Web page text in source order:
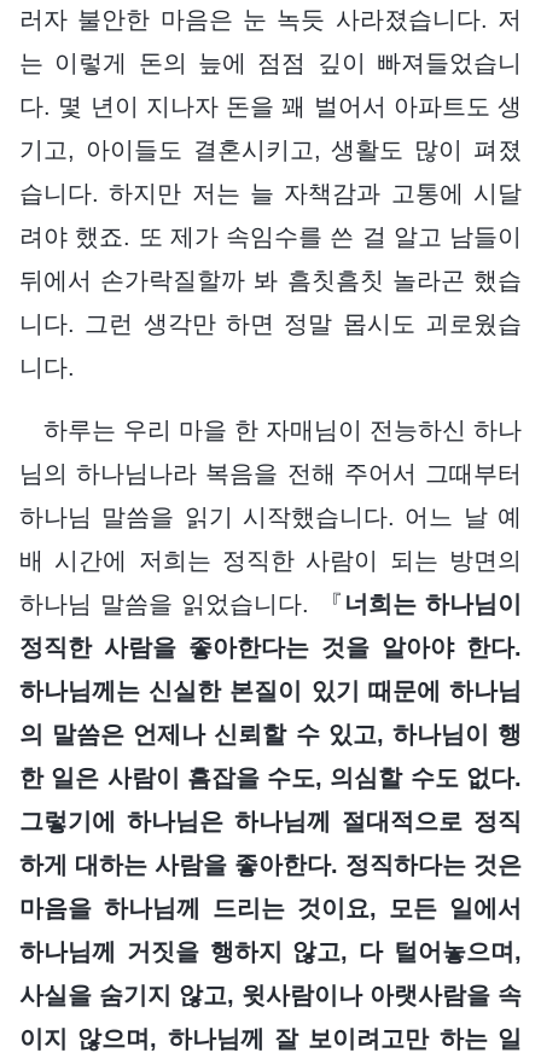
러자 불안한 마음은 눈 녹듯 사라졌습니다. 저
는 이렇게 돈의 늪에 점점 깊이 빠져들었습니
다. 몇 년이 지나자 돈을 꽤 벌어서 아파트도 생
기고, 아이들도 결혼시키고, 생활도 많이 펴졌
습니다. 하지만 저는 늘 자책감과 고통에 시달
려야 했죠. 또 제가 속임수를 쓴 걸 알고 남들이
뒤에서 손가락질할까 봐 흠칫흠칫 놀라곤 했습
니다. 그런 생각만 하면 정말 몹시도 괴로웠습
니다.
하루는 우리 마을 한 자매님이 전능하신 하나
님의 하나님나라 복음을 전해 주어서 그때부터
하나님 말씀을 읽기 시작했습니다. 어느 날 예
배 시간에 저희는 정직한 사람이 되는 방면의
하나님 말씀을 읽었습니다. 『 너희는 하나님이
정직한 사람을 좋아한다는 것을 알아야 한다.
하나님께는 신실한 본질이 있기 때문에 하나님
의 말씀은 언제나 신뢰할 수 있고, 하나님이 행
한 일은 사람이 흠잡을 수도, 의심할 수도 없다.
그렇기에 하나님은 하나님께 절대적으로 정직
하게 대하는 사람을 좋아한다. 정직하다는 것은
마음을 하나님께 드리는 것이요, 모든 일에서
하나님께 거짓을 행하지 않고, 다 털어놓으며,
사실을 숨기지 않고, 윗사람이나 아랫사람을 속
이지 않으며, 하나님께 잘 보이려고만 하는 일